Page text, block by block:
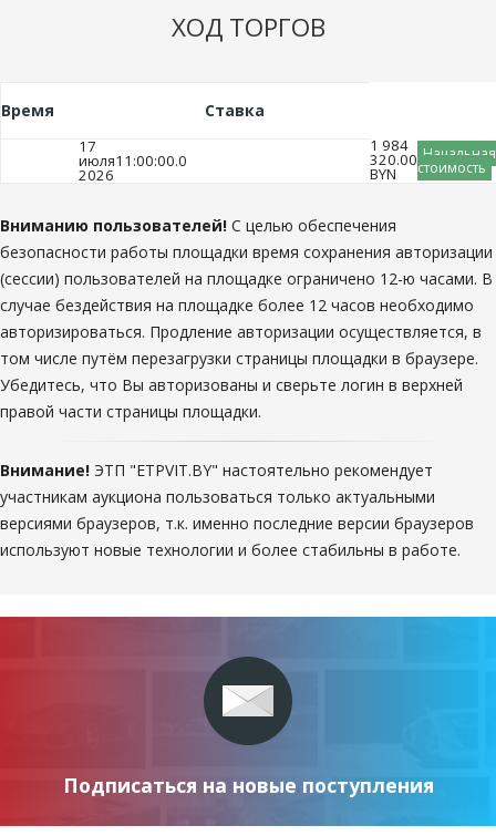
ХОД ТОРГОВ
Время Ставка
17
июля
2026
11:00:00.0
1 984
320.00
BYN
Начальная
стоимость
Вниманию пользователей! С целью обеспечения
безопасности работы площадки время сохранения авторизации
(сессии) пользователей на площадке ограничено 12-ю часами. В
случае бездействия на площадке более 12 часов необходимо
авторизироваться. Продление авторизации осуществляется, в
том числе путём перезагрузки страницы площадки в браузере.
Убедитесь, что Вы авторизованы и сверьте логин в верхней
правой части страницы площадки.
Внимание! ЭТП "ETPVIT.BY" настоятельно рекомендует
участникам аукциона пользоваться только актуальными
версиями браузеров, т.к. именно последние версии браузеров
используют новые технологии и более стабильны в работе.
Подписаться на новые поступления